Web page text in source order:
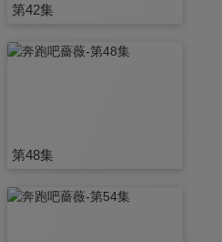
第42集
第48集